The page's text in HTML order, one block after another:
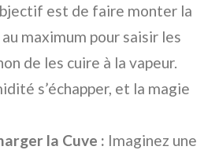
est de faire monter la
maximum pour saisir les
de les cuire à la vapeur.
s’échapper, et la magie
la Cuve : Imaginez une